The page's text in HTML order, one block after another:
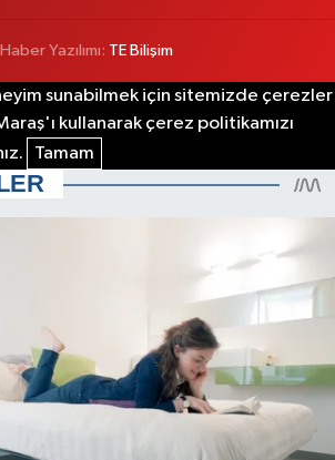
Haber Yazılımı: TE Bilişim
sunabilmek için sitemizde çerezler
kullanarak çerez politikamızı
Tamam